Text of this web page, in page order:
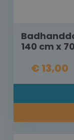
140 cm x
€ 13,00